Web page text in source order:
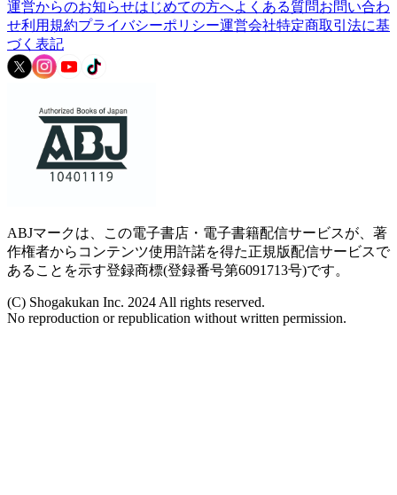
運営からのお知らせはじめての方へよくある質問お問い合わ
せ利用規約プライバシーポリシー運営会社特定商取引法に基
づく表記
ABJマークは、この電子書店・電子書籍配信サービスが、著
作権者からコンテンツ使用許諾を得た正規版配信サービスで
あることを示す登録商標(登録番号第6091713号)です。
(C) Shogakukan Inc. 2024 All rights reserved.
No reproduction or republication without written permission.